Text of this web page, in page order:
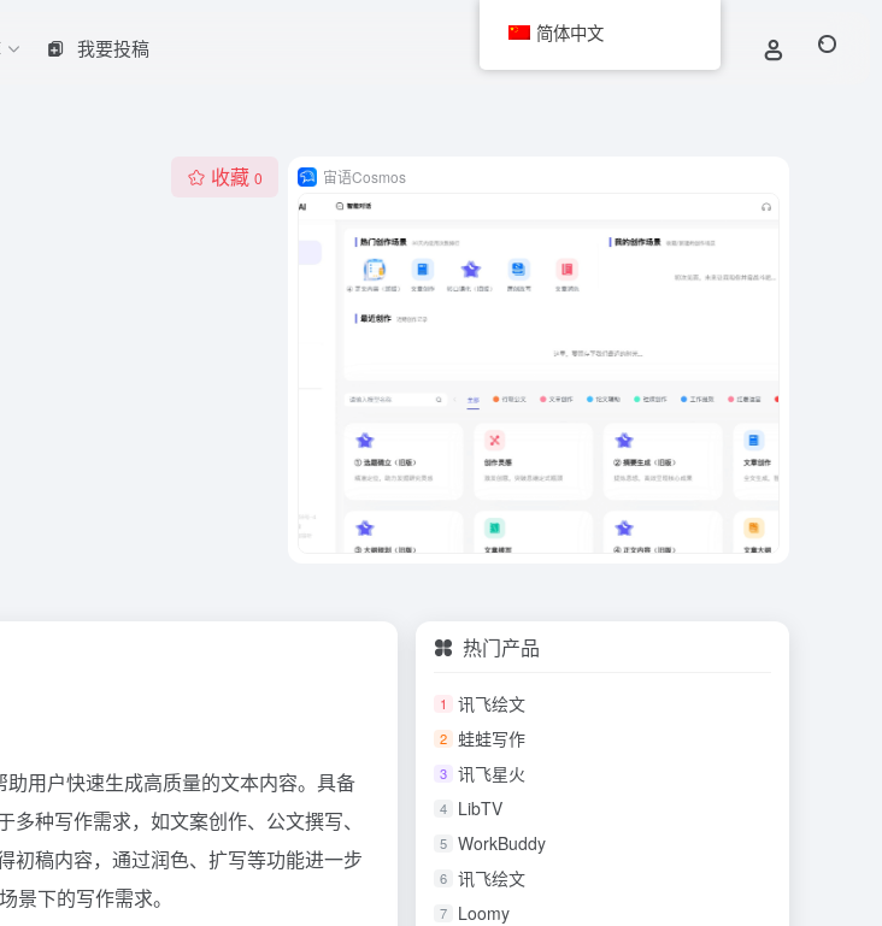
我要投稿
收藏 0 宙语Cosmos
用户快速生成高质量的文本内容。具备
种写作需求，如文案创作、公文撰写、
初稿内容，通过润色、扩写等功能进一步
景下的写作需求。
热门产品
1 讯飞绘文
2 蛙蛙写作
3 讯飞星火
4 LibTV
5 WorkBuddy
6 讯飞绘文
7 Loomy
简体中文